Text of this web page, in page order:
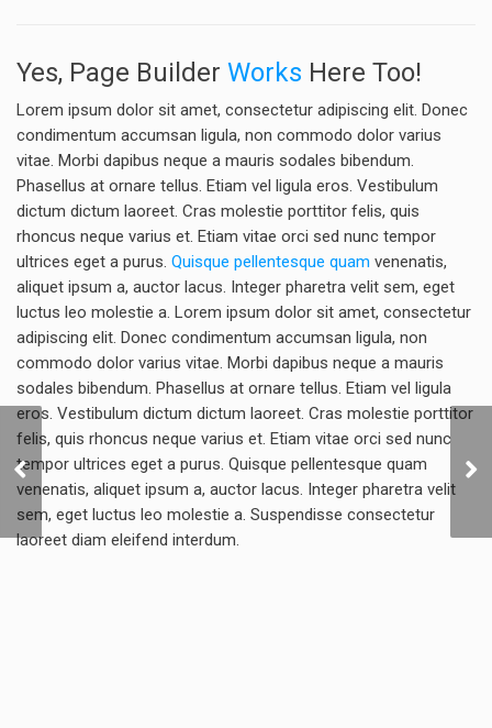
Yes, Page Builder Works Here Too!
Lorem ipsum dolor sit amet, consectetur adipiscing elit. Donec
condimentum accumsan ligula, non commodo dolor varius
vitae. Morbi dapibus neque a mauris sodales bibendum.
Phasellus at ornare tellus. Etiam vel ligula eros. Vestibulum
dictum dictum laoreet. Cras molestie porttitor felis, quis
rhoncus neque varius et. Etiam vitae orci sed nunc tempor
ultrices eget a purus. Quisque pellentesque quam venenatis,
aliquet ipsum a, auctor lacus. Integer pharetra velit sem, eget
luctus leo molestie a. Lorem ipsum dolor sit amet, consectetur
adipiscing elit. Donec condimentum accumsan ligula, non
commodo dolor varius vitae. Morbi dapibus neque a mauris
sodales bibendum. Phasellus at ornare tellus. Etiam vel ligula
eros. Vestibulum dictum dictum laoreet. Cras molestie porttitor
felis, quis rhoncus neque varius et. Etiam vitae orci sed nunc
tempor ultrices eget a purus. Quisque pellentesque quam
venenatis, aliquet ipsum a, auctor lacus. Integer pharetra velit
sem, eget luctus leo molestie a. Suspendisse consectetur
laoreet diam eleifend interdum.
Tom’s Bed & Breakfast